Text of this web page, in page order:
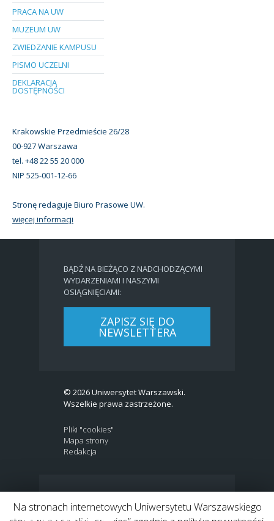
PRACA NA UW
MUZEUM UW
ZWIEDZANIE KAMPUSU
PISMO UCZELNI
DEKLARACJA
DOSTĘPNOŚCI
Krakowskie Przedmieście 26/28
00-927 Warszawa
tel. +48 22 55 20 000
NIP 525-001-12-66
Stronę redaguje Biuro Prasowe UW.
więcej informacji
BĄDŹ NA BIEŻĄCO Z NADCHODZĄCYMI
WYDARZENIAMI I NASZYMI
OSIĄGNIĘCIAMI:
ZAPISZ SIĘ DO
NEWSLETTERA
© 2026 Uniwersytet Warszawski.
Wszelkie prawa zastrzeżone.
Pliki "cookies"
Mapa strony
Redakcja
Na stronach internetowych Uniwersytetu Warszawskiego